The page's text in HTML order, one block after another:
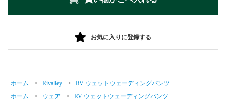
お気に入りに登録する
ホーム > Rivalley >
RV ウェットウェーディングパンツ
ホーム
> ウェア >
RV ウェットウェーディングパンツ